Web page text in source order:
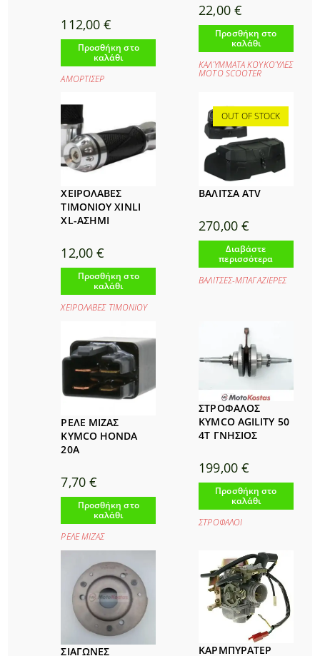
112,00€
Προσθήκη στο
καλάθι
ΑΜΟΡΤΙΣΕΡ
22,00 €
Προσθήκη στο
καλάθι
ΚΑΛΎΜΜΑΤΑ ΚΟΥΚΟΎΛΕΣ
ΜΟΤΟ SCOOTER
ΧΕΙΡΟΛΑΒΕΣ
ΤΙΜΟΝΙΟΥ XINLI
XL-ΑΣΗΜΙ
12,00€
Προσθήκη στο
καλάθι
ΧΕΙΡΟΛΑΒΕΣ ΤΙΜΟΝΙΟΥ
OUT OF STOCK
ΒΑΛΙΤΣΑ ATV
270,00 €
Διαβάστε
περισσότερα
ΒΑΛΙΤΣΕΣ-ΜΠΑΓΑΖΙΕΡΕΣ
ΡΕΛΕ ΜΙΖΑΣ
KYMCO HONDA
20A
7,70 €
Προσθήκη στο
καλάθι
ΡΕΛΕ ΜΙΖΑΣ
ΣΤΡΟΦΑΛΟΣ
KYMCO AGILITY 50
4T ΓΝΗΣΙΟΣ
199,00 €
Προσθήκη στο
καλάθι
ΣΤΡΟΦΑΛΟΙ
ΣΙΑΓΩΝΕΣ ΚΑΡΜΠΥΡΑΤΕΡ